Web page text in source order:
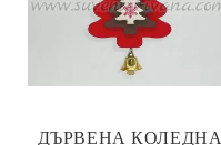
ДЪРВЕНА КОЛЕДНА